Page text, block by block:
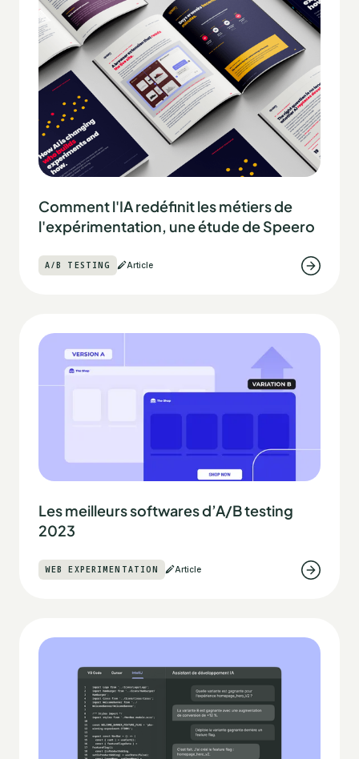
Comment l'IA redéfinit les métiers de
l'expérimentation, une étude de Speero
A/B TESTING Article
Les meilleurs softwares d’A/B testing
2023
WEB EXPERIMENTATION Article